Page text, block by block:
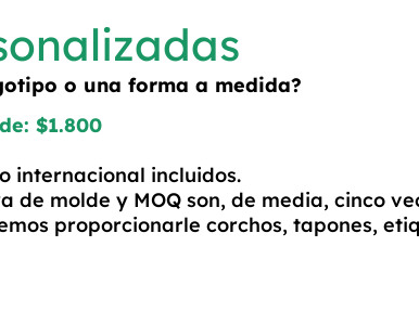
o una forma a medida?
$1.800
internacional incluidos.
de molde y MOQ son, de media, cinco
proporcionarle corchos, tapones,